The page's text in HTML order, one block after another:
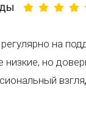
на
но